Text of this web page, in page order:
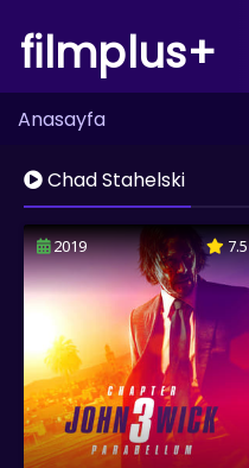
filmplus+
Anasayfa
Chad Stahelski
2019 7.5